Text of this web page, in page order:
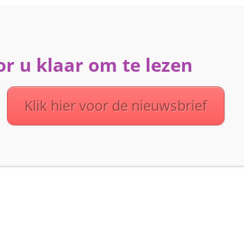
DIENSTEN OVER UVV
u klaar om te lezen
Klik hier voor de nieuwsbrief